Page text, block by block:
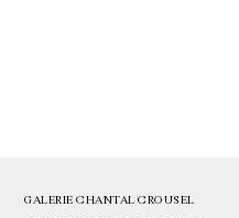
GALERIE CHANTAL CROUSEL